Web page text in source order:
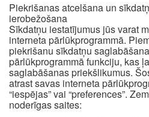
Piekrišanas atcelšana un
ierobežošana
Sīkdatņu iestatījumus jūs varat
interneta pārlūkprogrammā.
piekrišanu sīkdatņu
pārlūkprogrammā funkciju, kas
saglabāšanas priekšlikumus.
atrast savas interneta
“iespējas” vai “preferences”.
noderīgas saites: